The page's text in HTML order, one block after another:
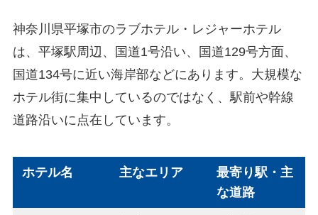
神奈川県平塚市のラブホテル・レジャーホテル
は、平塚駅周辺、国道1号沿い、国道129号方面、
国道134号に近い海岸部などにあります。大規模な
ホテル街に集中しているのではなく、駅前や幹線
道路沿いに点在しています。
ホテル名 主なエリア
最寄り駅・主
な道路